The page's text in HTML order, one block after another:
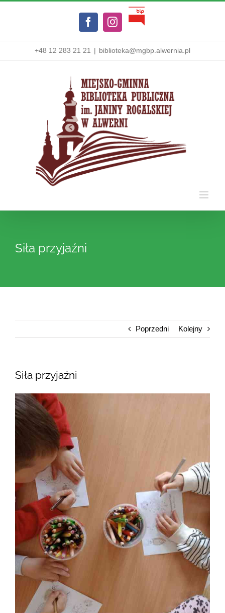
FacebookInstagram
Biuletyn
+48 12 283 21 21 | biblioteka@mgbp.alwernia.pl
Siła przyjaźni
Poprzedni Kolejny
Siła przyjaźni
Pokaż
większy
obrazek